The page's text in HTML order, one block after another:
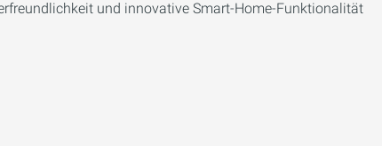
und innovative Smart-Home-Funktionalität